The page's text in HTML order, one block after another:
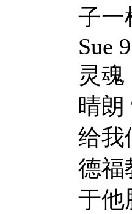
子一
Sue
灵魂
晴朗
给我
德福
于他